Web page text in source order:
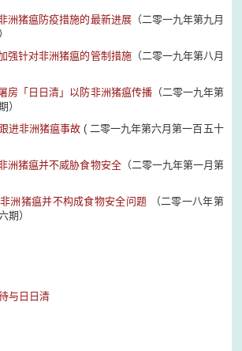
洲猪瘟防疫措施的最新进展（二零一九年第九月
强针对非洲猪瘟的管制措施（二零一九年第八月
房「日日清」以防非洲猪瘟传播（二零一九年第
）
进非洲猪瘟事故 ( 二零一九年第六月第一百五十
洲猪瘟并不威胁食物安全（二零一九年第一月第
洲猪瘟并不构成食物安全问题 （二零一八年第
期）
与日日清